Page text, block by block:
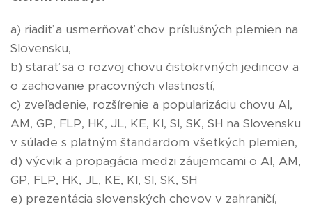
a) riadiť a usmerňovať chov príslušných plemien na
Slovensku,
b) starať sa o rozvoj chovu čistokrvných jedincov a
o zachovanie pracovných vlastností,
c) zveľadenie, rozšírenie a popularizáciu chovu AI,
AM, GP, FLP, HK, JL, KE, KI, SI, SK, SH na Slovensku
v súlade s platným štandardom všetkých plemien,
d) výcvik a propagácia medzi záujemcami o AI, AM,
GP, FLP, HK, JL, KE, KI, SI, SK, SH
e) prezentácia slovenských chovov v zahraničí,